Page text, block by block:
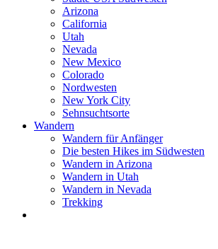
Arizona
California
Utah
Nevada
New Mexico
Colorado
Nordwesten
New York City
Sehnsuchtsorte
Wandern
Wandern für Anfänger
Die besten Hikes im Südwesten
Wandern in Arizona
Wandern in Utah
Wandern in Nevada
Trekking